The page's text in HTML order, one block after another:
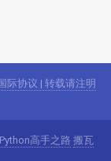
际协议 | 转载请注明
高手之路 搬瓦